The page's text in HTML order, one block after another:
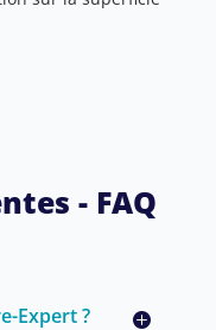
- FAQ
Expert ?